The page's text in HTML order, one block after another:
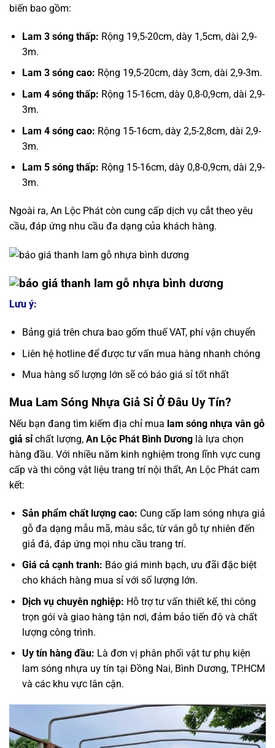
biến bao gồm:
Lam 3 sóng thấp: Rộng 19,5-20cm, dày 1,5cm, dài 2,9-
3m.
Lam 3 sóng cao: Rộng 19,5-20cm, dày 3cm, dài 2,9-3m.
Lam 4 sóng thấp: Rộng 15-16cm, dày 0,8-0,9cm, dài 2,9-
3m.
Lam 4 sóng cao: Rộng 15-16cm, dày 2,5-2,8cm, dài 2,9-
3m.
Lam 5 sóng thấp: Rộng 15-16cm, dày 0,8-0,9cm, dài 2,9-
3m.
Ngoài ra, An Lộc Phát còn cung cấp dịch vụ cắt theo yêu
cầu, đáp ứng nhu cầu đa dạng của khách hàng.
Lưu ý:
Bảng giá trên chưa bao gốm thuế VAT, phí vận chuyển
Liên hệ hotline để được tư vấn mua hàng nhanh chóng
Mua hàng số lượng lớn sẽ có báo giá sỉ tốt nhất
Mua Lam Sóng Nhựa Giả Sỉ Ở Đâu Uy Tín?
Nếu bạn đang tìm kiếm địa chỉ mua lam sóng nhựa vân gỗ
giả sỉchất lượng, An Lộc Phát Bình Dương là lựa chọn
hàng đầu. Với nhiều năm kinh nghiệm trong lĩnh vực cung
cấp và thi công vật liệu trang trí nội thất, An Lộc Phát cam
kết:
Sản phẩm chất lượng cao: Cung cấp lam sóng nhựa giả
gỗ đa dạng mẫu mã, màu sắc, từ vân gỗ tự nhiên đến
giả đá, đáp ứng mọi nhu cầu trang trí.
Giá cả cạnh tranh: Báo giá minh bạch, ưu đãi đặc biệt
cho khách hàng mua sỉ với số lượng lớn.
Dịch vụ chuyên nghiệp: Hỗ trợ tư vấn thiết kế, thi công
trọn gói và giao hàng tận nơi, đảm bảo tiến độ và chất
lượng công trình.
Uy tín hàng đầu: Là đơn vị phân phối vật tư phụ kiện
lam sóng nhựa uy tín tại Đồng Nai, Bình Dương, TP.HCM
và các khu vực lân cận.